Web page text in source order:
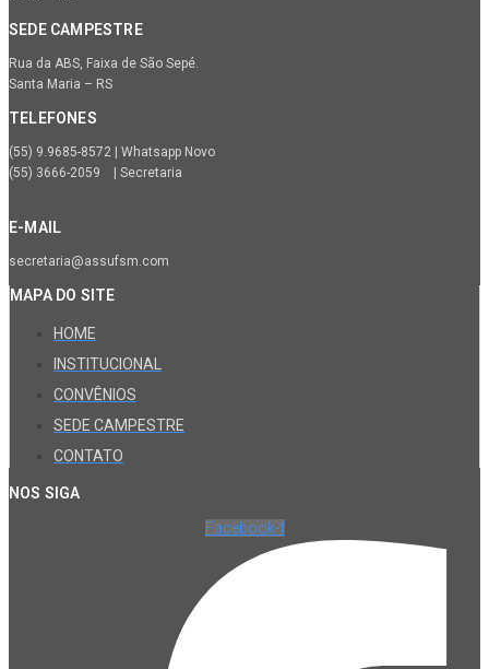
SEDE CAMPESTRE
Rua da ABS, Faixa de São Sepé.
Santa Maria – RS
TELEFONES
(55) 9.9685-8572 | Whatsapp Novo
(55) 3666-2059 | Secretaria
E-MAIL
secretaria@assufsm.com
MAPA DO SITE
HOME
INSTITUCIONAL
CONVÊNIOS
SEDE CAMPESTRE
CONTATO
NOS SIGA
Facebook-f